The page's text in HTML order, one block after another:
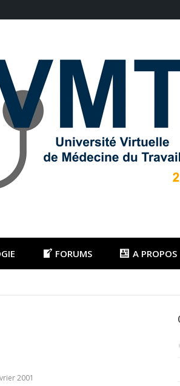
FORUMS A PROPOS
2001